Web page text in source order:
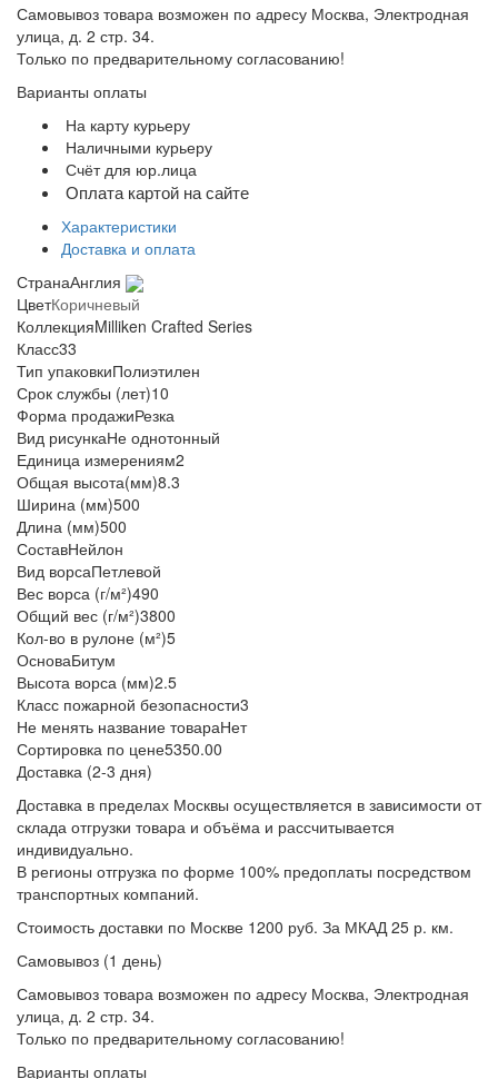
Самовывоз товара возможен по адресу Москва, Электродная
улица, д. 2 стр. 34.
Только по предварительному согласованию!
Варианты оплаты
На карту курьеру
Наличными курьеру
Счёт для юр.лица
Оплата картой на сайте
Характеристики
Доставка и оплата
СтранаАнглия
ЦветКоричневый
КоллекцияMilliken Crafted Series
Класс33
Тип упаковкиПолиэтилен
Срок службы (лет)10
Форма продажиРезка
Вид рисункаНе однотонный
Единица измерениям2
Общая высота(мм)8.3
Ширина (мм)500
Длина (мм)500
СоставНейлон
Вид ворсаПетлевой
Вес ворса (г/м²)490
Общий вес (г/м²)3800
Кол-во в рулоне (м²)5
ОсноваБитум
Высота ворса (мм)2.5
Класс пожарной безопасности3
Не менять название товараНет
Сортировка по цене5350.00
Доставка (2-3 дня)
Доставка в пределах Москвы осуществляется в зависимости от
склада отгрузки товара и объёма и рассчитывается
индивидуально.
В регионы отгрузка по форме 100% предоплаты посредством
транспортных компаний.
Стоимость доставки по Москве 1200 руб. За МКАД 25 р. км.
Самовывоз (1 день)
Самовывоз товара возможен по адресу Москва, Электродная
улица, д. 2 стр. 34.
Только по предварительному согласованию!
Варианты оплаты